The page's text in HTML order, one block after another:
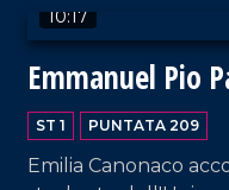
10:17
Emmanuel Pio
ST 1 PUNTATA 209
Emilia Canonaco